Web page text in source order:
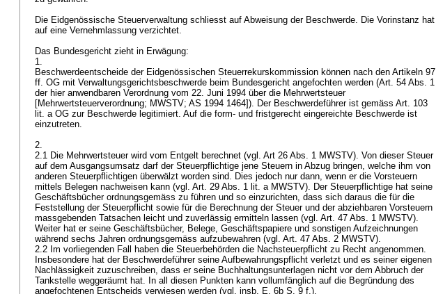
Die Eidgenössische Steuerverwaltung schliesst auf Abweisung der Beschwerde. Die Vorinstanz hat
auf eine Vernehmlassung verzichtet.
Das Bundesgericht zieht in Erwägung:
1.
Beschwerdeentscheide der Eidgenössischen Steuerrekurskommission können nach den Artikeln 97
ff. OG mit Verwaltungsgerichtsbeschwerde beim Bundesgericht angefochten werden (Art. 54 Abs. 1
der hier anwendbaren Verordnung vom 22. Juni 1994 über die Mehrwertsteuer
[Mehrwertsteuerverordnung; MWSTV; AS 1994 1464]). Der Beschwerdeführer ist gemäss Art. 103
lit. a OG zur Beschwerde legitimiert. Auf die form- und fristgerecht eingereichte Beschwerde ist
einzutreten.
2.
2.1 Die Mehrwertsteuer wird vom Entgelt berechnet (vgl. Art 26 Abs. 1 MWSTV). Von dieser Steuer
auf dem Ausgangsumsatz darf der Steuerpflichtige jene Steuern in Abzug bringen, welche ihm von
anderen Steuerpflichtigen überwälzt worden sind. Dies jedoch nur dann, wenn er die Vorsteuern
mittels Belegen nachweisen kann (vgl. Art. 29 Abs. 1 lit. a MWSTV). Der Steuerpflichtige hat seine
Geschäftsbücher ordnungsgemäss zu führen und so einzurichten, dass sich daraus die für die
Feststellung der Steuerpflicht sowie für die Berechnung der Steuer und der abziehbaren Vorsteuern
massgebenden Tatsachen leicht und zuverlässig ermitteln lassen (vgl. Art. 47 Abs. 1 MWSTV).
Weiter hat er seine Geschäftsbücher, Belege, Geschäftspapiere und sonstigen Aufzeichnungen
während sechs Jahren ordnungsgemäss aufzubewahren (vgl. Art. 47 Abs. 2 MWSTV).
2.2 Im vorliegenden Fall haben die Steuerbehörden die Nachsteuerpflicht zu Recht angenommen.
Insbesondere hat der Beschwerdeführer seine Aufbewahrungspflicht verletzt und es seiner eigenen
Nachlässigkeit zuzuschreiben, dass er seine Buchhaltungsunterlagen nicht vor dem Abbruch der
Tankstelle weggeräumt hat. In all diesen Punkten kann vollumfänglich auf die Begründung des
angefochtenen Entscheids verwiesen werden (vgl. insb. E. 6b S. 9 f.).